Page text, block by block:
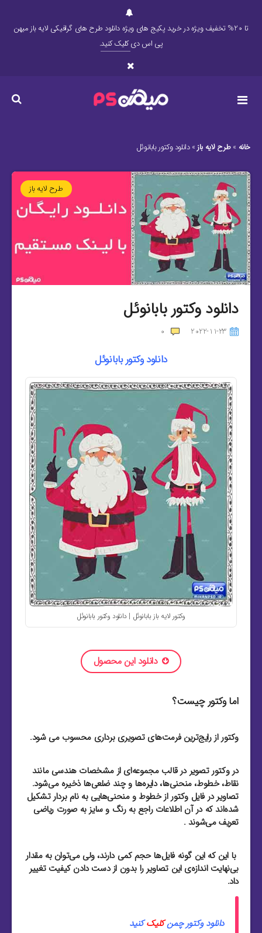
تا 20% تخفیف ویژه در خرید پکیج های ویژه دانلود طرح های گرافیکی لایه باز میهن
پی اس دیکلیک کنید.
خانه »طرح لایه باز»دانلود وکتور بابانوئل
طرح لایه باز
دانلود وکتور بابانوئل
2022-11-23
0
دانلود وکتور بابانوئل
وکتور لایه باز بابانوئل | دانلود وکتور بابانوئل
دانلود این محصول
اما وکتور چیست؟
وکتور از رایج‌ترین فرمت‌های تصویری برداری محسوب می شود.
در وکتور تصویر در قالب مجموعه‌ای از مشخصات هندسی مانند
نقاط، خطوط، منحنی‌ها، دایره‌ها و چند ضلعی‌ها ذخیره می‌شود.
تصاویر در فایل وکتور از خطوط و منحنی‌هایی به نام بردار تشکیل
شده‌اند که در آن اطلاعات راجع به رنگ و سایز به صورت ریاضی
تعریف می‌شوند .
با این که این گونه فایل‌ها حجم کمی دارند، ولی می‌توان به مقدار
بی‌نهایت اندازه‌ی این تصاویر را بدون از دست دادن کیفیت تغییر
داد.
دانلود وکتور چمنکلیک کنید